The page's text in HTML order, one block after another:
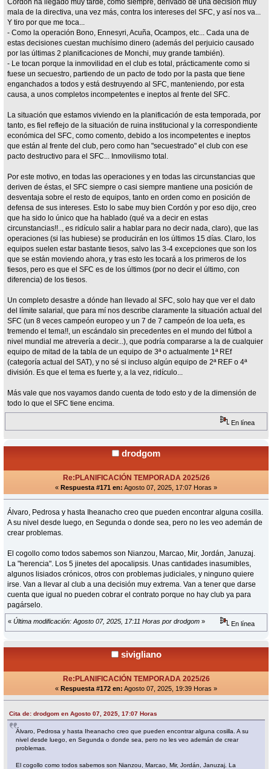
Cordón ha llegado muy tarde, como siempre, derivado de una decisión muy
mala de la directiva, una vez más, contra los intereses del SFC, y así nos va...
Y tiro por que me toca...
- Como la operación Bono, Ennesyri, Acuña, Ocampos, etc... Cada una de
estas decisiones cuestan muchísimo dinero (además del perjuicio causado
por las últimas 2 planificaciones de Monchi, muy grande también).
- Le tocan porque la inmovilidad en el club es total, prácticamente como si
fuese un secuestro, partiendo de un pacto de todo por la pasta que tiene
enganchados a todos y está destruyendo al SFC, manteniendo, por esta
causa, a unos completos incompetentes e ineptos al frente del SFC.
La situación que estamos viviendo en la planificación de esta temporada, por
tanto, es fiel reflejo de la situación de ruina institucional y la correspondiente
económica del SFC, como comento, debido a los incompetentes e ineptos
que están al frente del club, pero como han "secuestrado" el club con ese
pacto destructivo para el SFC... Inmovilismo total.
Por este motivo, en todas las operaciones y en todas las circunstancias que
deriven de éstas, el SFC siempre o casi siempre mantiene una posición de
desventaja sobre el resto de equipos, tanto en orden como en posición de
defensa de sus intereses. Esto lo sabe muy bien Cordón y por eso dijo, creo
que ha sido lo único que ha hablado (qué va a decir en estas
circunstancias!!.., es ridículo salir a hablar para no decir nada, claro), que las
operaciones (si las hubiese) se producirán en los últimos 15 días. Claro, los
equipos suelen estar bastante tiesos, salvo las 3-4 excepciones que son los
que se están moviendo ahora, y tras esto les tocará a los primeros de los
tiesos, pero es que el SFC es de los últimos (por no decir el último, con
diferencia) de los tiesos.
Un completo desastre a dónde han llevado al SFC, solo hay que ver el dato
del límite salarial, que para mí nos describe claramente la situación actual del
SFC (un 8 veces campeón europeo y un 7 de 7 campeón de loa uefa, es
tremendo el tema!!, un escándalo sin precedentes en el mundo del fútbol a
nivel mundial me atrevería a decir...), que podría compararse a la de cualquier
equipo de mitad de la tabla de un equipo de 3ª o actualmente 1ª REf
(categoría actual del SAT), y no sé si incluso algún equipo de 2ª REF o 4ª
división. Es que el tema es fuerte y, a la vez, ridículo...
Más vale que nos vayamos dando cuenta de todo esto y de la dimensión de
todo lo que el SFC tiene encima.
En línea
drodgom
Re:PLANIFICACIÓN TEMPORADA 2025/26
« Respuesta #171 en: Agosto 07, 2025, 17:07 Horas »
Álvaro, Pedrosa y hasta Iheanacho creo que pueden encontrar alguna cosilla.
A su nivel desde luego, en Segunda o donde sea, pero no les veo ademán de
crear problemas.
El cogollo como todos sabemos son Nianzou, Marcao, Mir, Jordán, Januzaj.
La "herencia". Los 5 jinetes del apocalipsis. Unas cantidades inasumibles,
algunos lisiados crónicos, otros con problemas judiciales, y ninguno quiere
irse. Van a llevar al club a una decisión muy extrema. Van a tener que darse
cuenta que igual no pueden cobrar el contrato porque no hay club ya para
pagárselo.
« Última modificación: Agosto 07, 2025, 17:11 Horas por drodgom » En línea
sivigliano
Re:PLANIFICACIÓN TEMPORADA 2025/26
« Respuesta #172 en: Agosto 07, 2025, 19:39 Horas »
Cita de: drodgom en Agosto 07, 2025, 17:07 Horas
Álvaro, Pedrosa y hasta Iheanacho creo que pueden encontrar alguna cosilla. A su
nivel desde luego, en Segunda o donde sea, pero no les veo ademán de crear
problemas.
El cogollo como todos sabemos son Nianzou, Marcao, Mir, Jordán, Januzaj. La